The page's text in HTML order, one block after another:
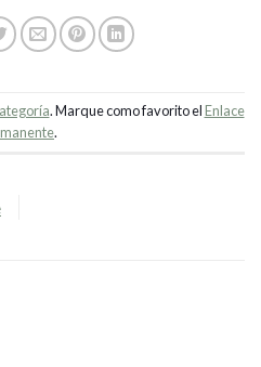
. Marque como favorito elEnlace
.